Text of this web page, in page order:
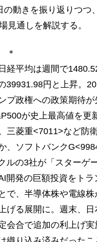
の動きを振り返りつつ
見通しを解説する。
経平均は週間で
39931.98円と上昇。
プ政権への政策期待
が史上最高値を更
三菱重<7011>など防
、ソフトバンク
ルの3社が「スターゲ
開発の巨額投資をトラ
で、半導体株や電線
げる展開に。週末、
会合で追加の利上げ実